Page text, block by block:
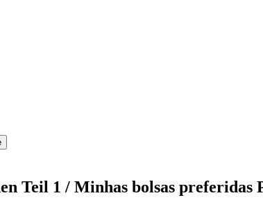
Teil 1 / Minhas bolsas preferidas